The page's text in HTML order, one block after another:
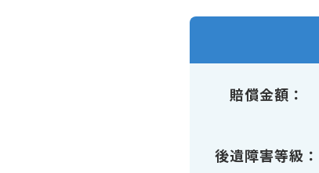
賠償金額
後遺障害等級